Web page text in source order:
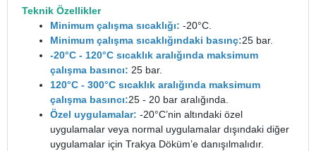
Teknik Özellikler
Minimum çalışma sıcaklığı: -20°C.
Minimum çalışma sıcaklığındaki basınç:25 bar.
-20°C - 120°C sıcaklık aralığında maksimum
çalışma basıncı: 25 bar.
120°C - 300°C sıcaklık aralığında maksimum
çalışma basıncı:25 - 20 bar aralığında.
Özel uygulamalar: -20°C’nin altındaki özel
uygulamalar veya normal uygulamalar dışındaki diğer
uygulamalar için Trakya Döküm’e danışılmalıdır.